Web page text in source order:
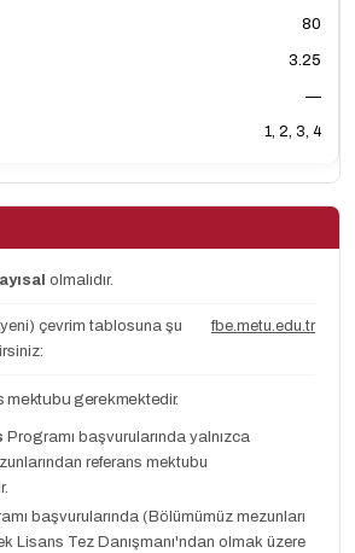
80
3.25
—
1, 2, 3, 4
olmalıdır.
çevrim tablosuna şu
fbe.metu.edu.tr
mektubu gerekmektedir.
Programı başvurularında yalnızca
referans mektubu
başvurularında (Bölümümüz mezunları
Lisans Tez Danışmanı'ndan olmak üzere